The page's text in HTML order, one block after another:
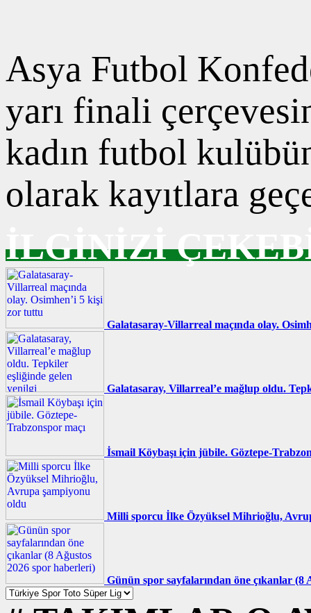
Asya Futbol
yarı finali
kadın futbol
olarak kayıtlara
İLGİNİZİ
Galatasaray-Villarreal maçında olay.
Galatasaray, Villarreal’e mağlup oldu.
İsmail Köybaşı için jübile. Göztepe-
Milli sporcu İlke Özyüksel Mihrioğlu,
Günün spor sayfalarından öne çıkanlar (8